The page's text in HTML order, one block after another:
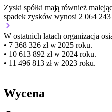
Zyski spółki mają również
spadek zysków wynosi 2 064 243
W ostatnich latach organizacja
• 7 368 326 zł w 2025 roku.
• 10 613 892 zł w 2024 roku.
• 11 496 813 zł w 2023 roku.
Wycena